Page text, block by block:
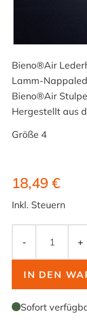
Bieno®Air
Lamm-
Bieno®Air
Hergestellt aus
Größe 4
18,49 €
Inkl. Steuern
- +
IN DEN
Sofort